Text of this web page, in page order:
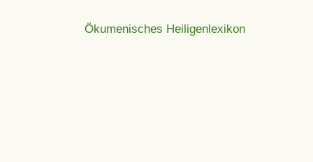
Ökumenisches Heiligenlexikon